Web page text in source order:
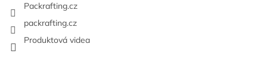
Packrafting.cz
packrafting.cz
Produktová videa